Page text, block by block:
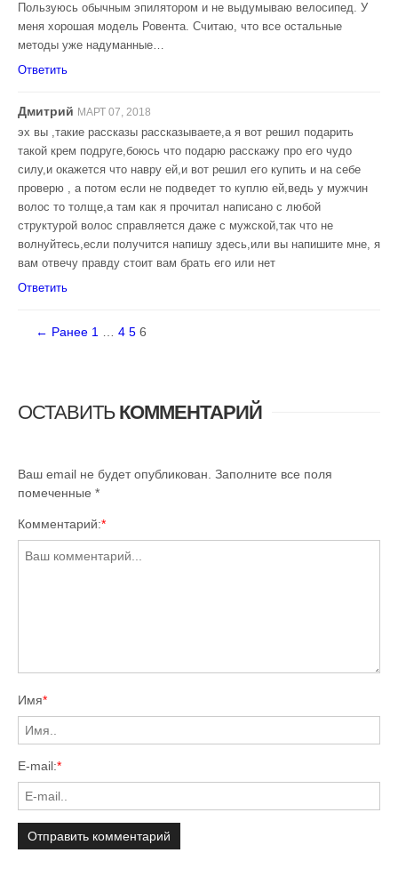
Пользуюсь обычным эпилятором и не выдумываю велосипед. У
меня хорошая модель Ровента. Считаю, что все остальные
методы уже надуманные…
Ответить
Дмитрий МАРТ 07, 2018
эх вы ,такие рассказы рассказываете,а я вот решил подарить
такой крем подруге,боюсь что подарю расскажу про его чудо
силу,и окажется что навру ей,и вот решил его купить и на себе
проверю , а потом если не подведет то куплю ей,ведь у мужчин
волос то толще,а там как я прочитал написано с любой
структурой волос справляется даже с мужской,так что не
волнуйтесь,если получится напишу здесь,или вы напишите мне, я
вам отвечу правду стоит вам брать его или нет
Ответить
← Ранее 1 4 5 6
ОСТАВИТЬ КОММЕНТАРИЙ
Ваш email не будет опубликован. Заполните все поля
помеченные *
Комментарий:*
Имя*
E-mail:*